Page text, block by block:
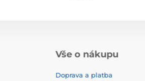
Vše o nákupu
Doprava a platba